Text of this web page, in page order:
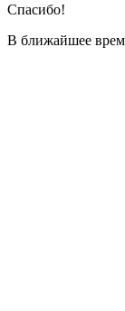
Спасибо!
В ближайшее